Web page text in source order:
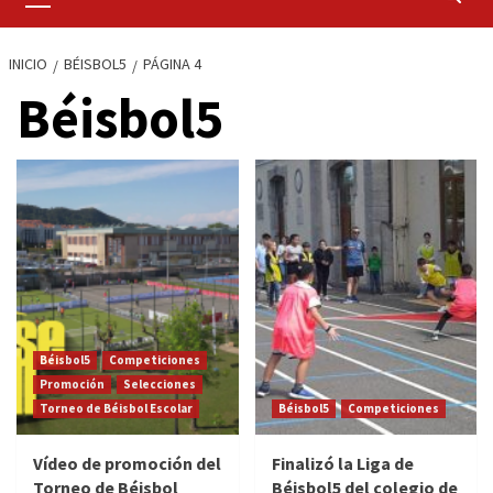
INICIO BÉISBOL5 PÁGINA 4
Béisbol5
Béisbol5
Competiciones
Promoción
Selecciones
Torneo de Béisbol Escolar
Vídeo de promoción del
Torneo de Béisbol
Béisbol5 Competiciones
Finalizó la Liga de
Béisbol5 del colegio de